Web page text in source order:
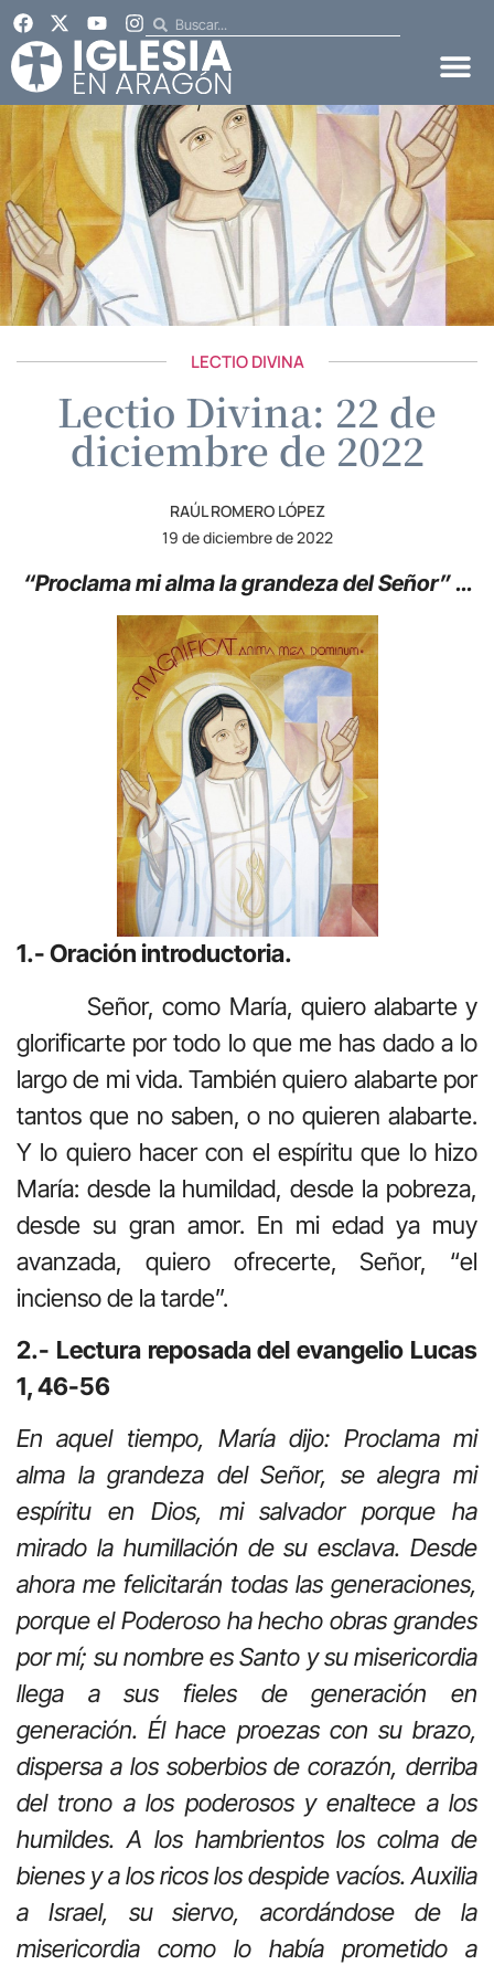
LECTIO DIVINA
Lectio Divina: 22 de
diciembre de 2022
RAÚL ROMERO LÓPEZ
19 de diciembre de 2022
“Proclama mi alma la grandeza del Señor” …
1.- Oración introductoria.
Señor, como María, quiero alabarte y
glorificarte por todo lo que me has dado a lo
largo de mi vida. También quiero alabarte por
tantos que no saben, o no quieren alabarte.
Y lo quiero hacer con el espíritu que lo hizo
María: desde la humildad, desde la pobreza,
desde su gran amor. En mi edad ya muy
avanzada, quiero ofrecerte, Señor, “el
incienso de la tarde”.
2.- Lectura reposada del evangelio Lucas
1, 46-56
En aquel tiempo, María dijo: Proclama mi
alma la grandeza del Señor, se alegra mi
espíritu en Dios, mi salvador porque ha
mirado la humillación de su esclava. Desde
ahora me felicitarán todas las generaciones,
porque el Poderoso ha hecho obras grandes
por mí; su nombre es Santo y su misericordia
llega a sus fieles de generación en
generación. Él hace proezas con su brazo,
dispersa a los soberbios de corazón, derriba
del trono a los poderosos y enaltece a los
humildes. A los hambrientos los colma de
bienes y a los ricos los despide vacíos. Auxilia
a Israel, su siervo, acordándose de la
misericordia como lo había prometido a